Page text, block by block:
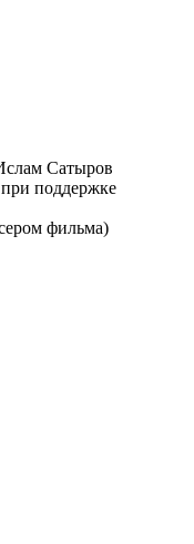
Сатыров
поддержке
фильма)